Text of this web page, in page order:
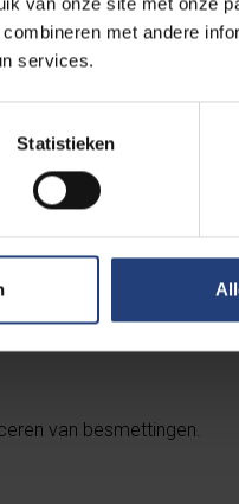
met andere
services.
Statistieken
van besmettingen.
van besmettingen.